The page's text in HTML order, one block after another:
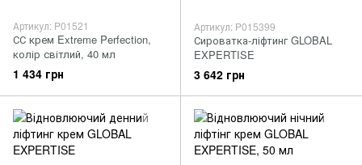
Артикул: P01521
СС крем Extreme Perfection,
колір світлий, 40 мл
1 434 грн
Артикул: P015399
Сироватка-ліфтинг GLOBAL
EXPERTISE
3 642 грн